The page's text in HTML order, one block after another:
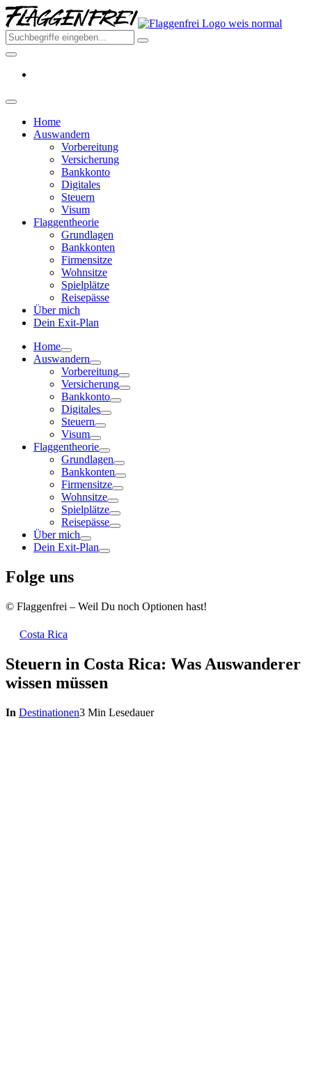
Skip
to
the
content
Home
Auswandern
Vorbereitung
Versicherung
Bankkonto
Digitales
Steuern
Visum
Flaggentheorie
Grundlagen
Bankkonten
Firmensitze
Wohnsitze
Spielplätze
Reisepässe
Über mich
Dein Exit-Plan
Home
Auswandern
Vorbereitung
Versicherung
Bankkonto
Digitales
Steuern
Visum
Flaggentheorie
Grundlagen
Bankkonten
Firmensitze
Wohnsitze
Spielplätze
Reisepässe
Über mich
Dein Exit-Plan
Folge uns
© Flaggenfrei – Weil Du noch Optionen hast!
Costa Rica
Steuern in Costa Rica: Was Auswanderer
wissen müssen
In Destinationen3 Min Lesedauer